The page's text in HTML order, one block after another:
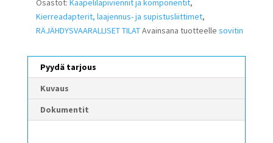
Osastot: Kaapeliläpiviennit ja komponentit,
Kierreadapterit, laajennus- ja supistusliittimet,
RÄJÄHDYSVAARALLISET TILATAvainsana tuotteelle sovitin
Pyydä tarjous
Kuvaus
Dokumentit